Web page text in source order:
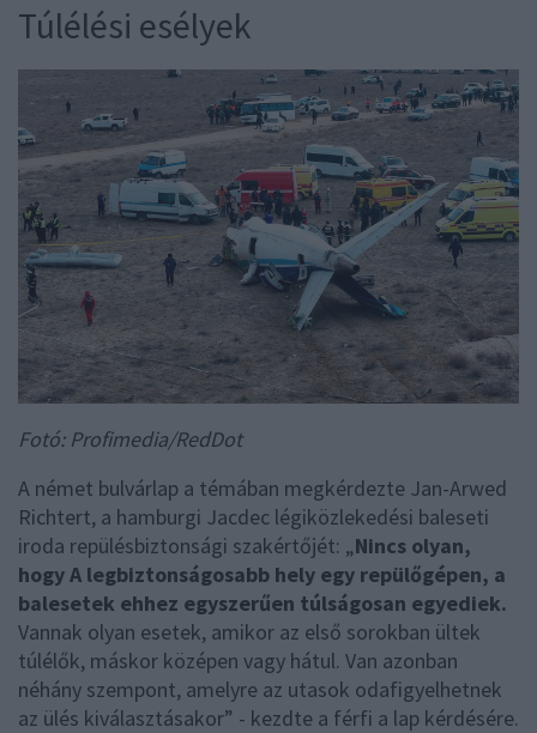
Túlélési esélyek
Fotó: Profimedia/RedDot
A német bulvárlap a témában megkérdezte Jan-Arwed
Richtert, a hamburgi Jacdec légiközlekedési baleseti
iroda repülésbiztonsági szakértőjét: „Nincs olyan,
hogy A legbiztonságosabb hely egy repülőgépen, a
balesetek ehhez egyszerűen túlságosan egyediek.
Vannak olyan esetek, amikor az első sorokban ültek
túlélők, máskor középen vagy hátul. Van azonban
néhány szempont, amelyre az utasok odafigyelhetnek
az ülés kiválasztásakor” - kezdte a férfi a lap kérdésére.